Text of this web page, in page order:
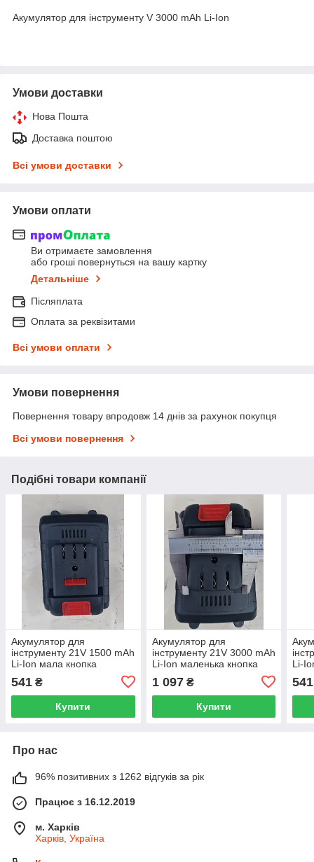
Акумулятор для інструменту V 3000 mAh Li-Ion
Умови доставки
Нова Пошта
Доставка поштою
Всі умови доставки
Умови оплати
Ви отримаєте замовлення
або гроші повернуться на вашу картку
Детальніше
Післяплата
Оплата за реквізитами
Всі умови оплати
Умови повернення
Повернення товару впродовж 14 днів за рахунок покупця
Всі умови повернення
Подібні товари компанії
Акумулятор для
інструменту 21V 1500 mAh
Li-Ion мала кнопка
541 ₴
Купити
Акумулятор для
інструменту 21V 3000 mAh
Li-Ion маленька кнопка
1 097₴
Купити
Li-
541
Про нас
96% позитивних з 1262 відгуків за рік
Працює з 16.12.2019
м. Харків
Харків, Україна